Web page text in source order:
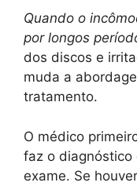
Quando o
por longos
dos discos e
muda a
tratamento.
O médico
faz o diagnóstico
exame. Se